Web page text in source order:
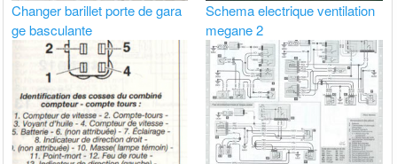
Changer barillet porte de gara
ge basculante
Schema electrique ventilation
megane 2